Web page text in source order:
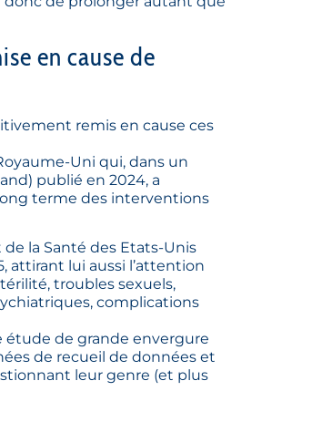
en cause de
remis en cause ces
Uni qui, dans un
publié en 2024, a
terme des interventions
la Santé des Etats-Unis
attirant lui aussi l’attention
troubles sexuels,
complications
étude de grande envergure
de recueil de données et
leur genre (et plus